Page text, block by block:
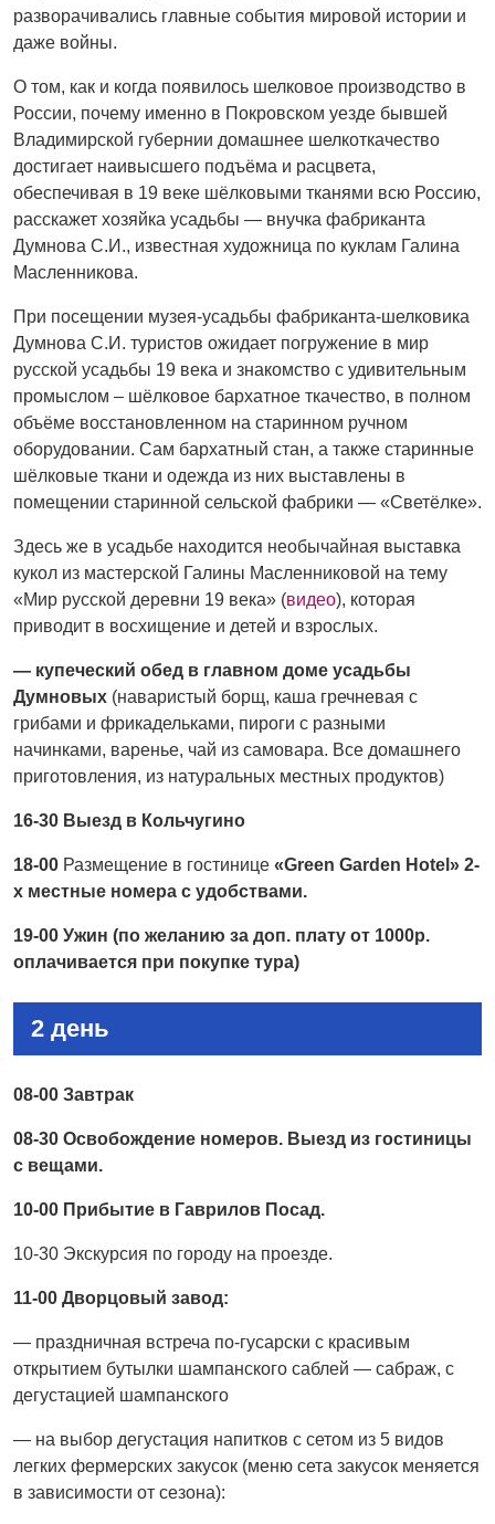
разворачивались главные события мировой истории и
даже войны.
О том, как и когда появилось шелковое производство в
России, почему именно в Покровском уезде бывшей
Владимирской губернии домашнее шелкоткачество
достигает наивысшего подъёма и расцвета,
обеспечивая в 19 веке шёлковыми тканями всю Россию,
расскажет хозяйка усадьбы — внучка фабриканта
Думнова С.И., известная художница по куклам Галина
Масленникова.
При посещении музея-усадьбы фабриканта-шелковика
Думнова С.И. туристов ожидает погружение в мир
русской усадьбы 19 века и знакомство с удивительным
промыслом – шёлковое бархатное ткачество, в полном
объёме восстановленном на старинном ручном
оборудовании. Сам бархатный стан, а также старинные
шёлковые ткани и одежда из них выставлены в
помещении старинной сельской фабрики — «Светёлке».
Здесь же в усадьбе находится необычайная выставка
кукол из мастерской Галины Масленниковой на тему
«Мир русской деревни 19 века» (видео), которая
приводит в восхищение и детей и взрослых.
— купеческий обед в главном доме усадьбы
Думновых (наваристый борщ, каша гречневая с
грибами и фрикадельками, пироги с разными
начинками, варенье, чай из самовара. Все домашнего
приготовления, из натуральных местных продуктов)
16-30 Выезд в Кольчугино
18-00 Размещение в гостинице «Green Garden Hotel» 2-
х местные номера с удобствами.
19-00 Ужин (по желанию за доп. плату от 1000р.
оплачивается при покупке тура)
2 день
08-00 Завтрак
08-30 Освобождение номеров. Выезд из гостиницы
с вещами.
10-00 Прибытие в Гаврилов Посад.
10-30 Экскурсия по городу на проезде.
11-00 Дворцовый завод:
— праздничная встреча по-гусарски с красивым
открытием бутылки шампанского саблей — сабраж, с
дегустацией шампанского
— на выбор дегустация напитков с сетом из 5 видов
легких фермерских закусок (меню сета закусок меняется
в зависимости от сезона):